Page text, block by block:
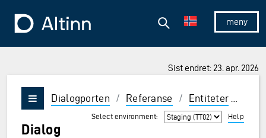
Vis/skjul
Søk
Sist endret: 23. apr. 2026
Vis/skjul meny
Dialogporten / Referanse / Entiteter
Dialog
Select environment: Help